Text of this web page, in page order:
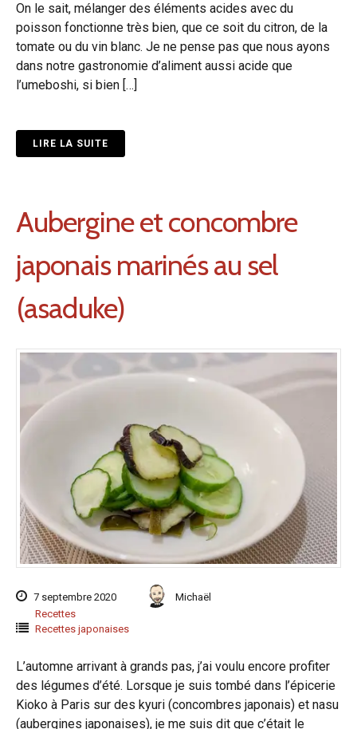
On le sait, mélanger des éléments acides avec du
poisson fonctionne très bien, que ce soit du citron, de la
tomate ou du vin blanc. Je ne pense pas que nous ayons
dans notre gastronomie d’aliment aussi acide que
l’umeboshi, si bien […]
LIRE LA SUITE
Aubergine et concombre
japonais marinés au sel
(asaduke)
7 septembre 2020
Michaël
Recettes
Recettes japonaises
L’automne arrivant à grands pas, j’ai voulu encore profiter
des légumes d’été. Lorsque je suis tombé dans l’épicerie
Kioko à Paris sur des kyuri (concombres japonais) et nasu
(aubergines japonaises), je me suis dit que c’était le